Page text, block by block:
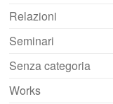
Relazioni
Seminari
Senza categoria
Works